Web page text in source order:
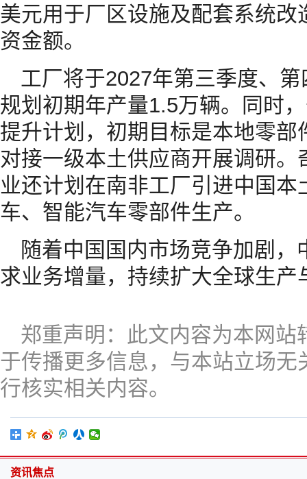
美元用于厂区设施及配套系统
资金额。
工厂将于2027年第三季度、
规划初期年产量1.5万辆。同时
提升计划，初期目标是本地零
对接一级本土供应商开展调研
业还计划在南非工厂引进中国
车、智能汽车零部件生产。
随着中国国内市场竞争加剧
求业务增量，持续扩大全球生产
郑重声明：此文内容为本网
于传播更多信息，与本站立场
行核实相关内容。
资讯焦点